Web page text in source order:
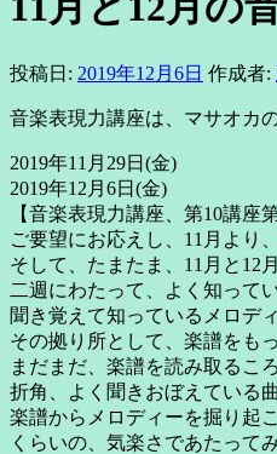
投稿日: 2019年12月6日 作成者:
音楽表現力講座は、マサオカ
2019年11月29日(金)
2019年12月6日(金)
【音楽表現力講座、第10講座
ご要望にお応えし、11月より
そして、たまたま、11月と12
二週にわたって、よく知って
聞き覚えて知っているメロデ
その拠り所として、楽譜をも
まだまだ、楽譜を読み取るこ
折角、よく聞きおぼえている
楽譜からメロディーを掘り起
くらいの、気楽さであたって